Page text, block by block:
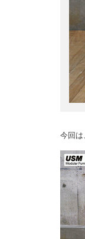
今回は